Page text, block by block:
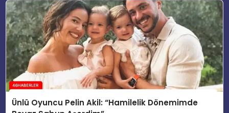
Ünlü Oyuncu Pelin Akil: “Hamilelik Dönemimde